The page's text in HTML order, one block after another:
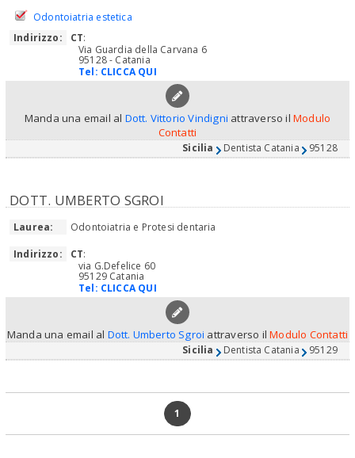
Odontoiatria estetica
Indirizzo:
CT:
Via Guardia della Carvana 6
95128 - Catania
Tel: CLICCA QUI
Manda una email al Dott. Vittorio Vindigni attraverso ilModulo
Contatti
Sicilia Dentista Catania 95128
DOTT. UMBERTO SGROI
Laurea:
Odontoiatria e Protesi dentaria
Indirizzo:
CT:
via G.Defelice 60
95129 Catania
Tel: CLICCA QUI
Manda una email al Dott. Umberto Sgroi attraverso ilModulo Contatti
Sicilia Dentista Catania 95129
1